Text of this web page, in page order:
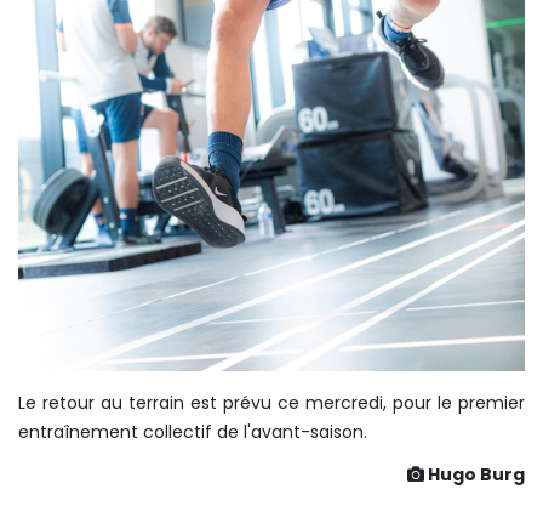
Le retour au terrain est prévu ce mercredi, pour le premier
entraînement collectif de l'avant-saison.
Hugo Burg